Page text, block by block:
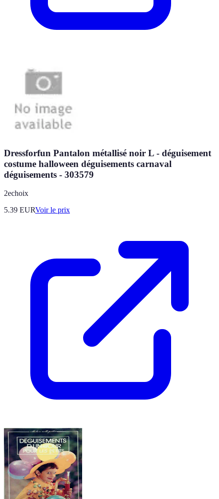
Dressforfun Pantalon métallisé noir L - déguisement
costume halloween déguisements carnaval
déguisements - 303579
2echoix
5.39 EURVoir le prix